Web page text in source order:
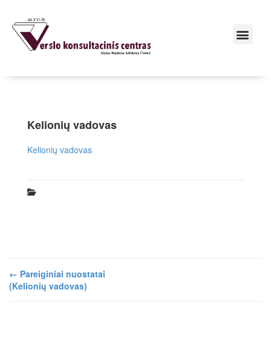
Kelionių vadovas
Kelionių vadovas
← Pareiginiai nuostatai
(Kelionių vadovas)